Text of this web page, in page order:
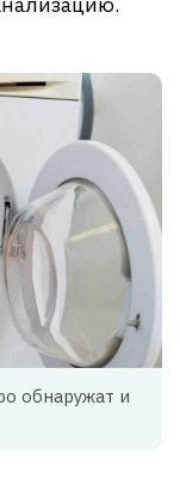
обнаружат и